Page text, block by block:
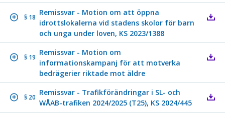
§ 18
Remissvar - Motion om att öppna
idrottslokalerna vid stadens skolor för barn
och unga under loven, KS 2023/1388
§ 19
Remissvar - Motion om
informationskampanj för att motverka
bedrägerier riktade mot äldre
§ 20
Remissvar - Trafikförändringar i SL- och
WÅAB-trafiken 2024/2025 (T25), KS 2024/445